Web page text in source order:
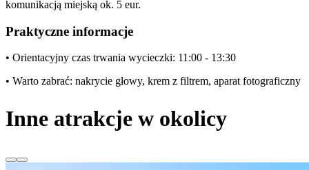
komunikacją miejską ok. 5 eur.
Praktyczne informacje
• Orientacyjny czas trwania wycieczki: 11:00 - 13:30
• Warto zabrać: nakrycie głowy, krem z filtrem, aparat fotograficzny
Inne atrakcje w okolicy